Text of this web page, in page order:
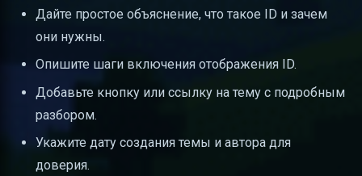
Дайте простое объяснение, что такое ID и зачем
они нужны.
Опишите шаги включения отображения ID.
Добавьте кнопку или ссылку на тему с подробным
разбором.
Укажите дату создания темы и автора для
доверия.